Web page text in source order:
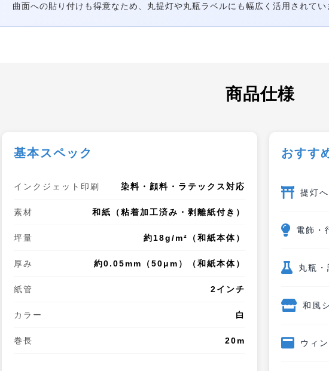
曲面への貼り付けも得意なため、丸提灯や丸瓶ラベルにも幅広く活用されてい
商品仕様
基本スペック
インクジェット印刷 染料・顔料・ラテックス対応
素材 和紙（粘着加工済み・剥離紙付き）
坪量 約18g/m²（和紙本体）
厚み 約0.05mm（50μm）（和紙本体）
紙管 2インチ
カラー 白
巻長 20m
おすす
提灯
電飾・
丸瓶
和風
ウィ